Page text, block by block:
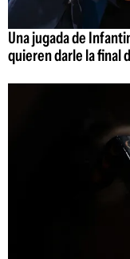
Una jugada de
quieren darle la final